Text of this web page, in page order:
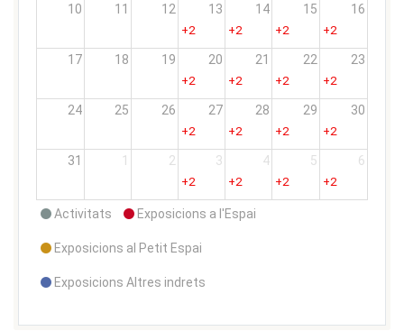
10 11 12 13 14 15 16
+2 +2 +2 +2
17 18 19 20 21 22 23
+2 +2 +2 +2
24 25 26 27 28 29 30
+2 +2 +2 +2
31 1 2 3 4 5 6
+2 +2 +2 +2
Activitats Exposicions a l'Espai
Exposicions al Petit Espai
Exposicions Altres indrets